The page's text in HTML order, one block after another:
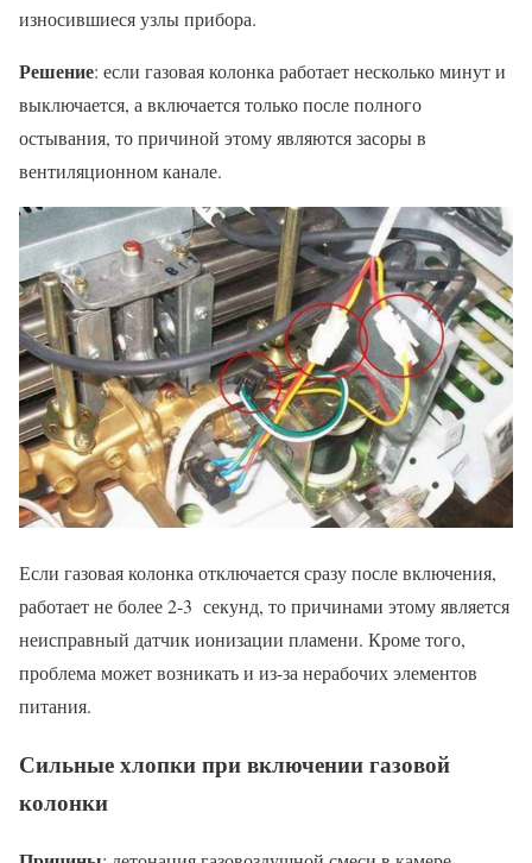
износившиеся узлы прибора.
Решение: если газовая колонка работает несколько минут и
выключается, а включается только после полного
остывания, то причиной этому являются засоры в
вентиляционном канале.
Если газовая колонка отключается сразу после включения,
работает не более 2-3 секунд, то причинами этому является
неисправный датчик ионизации пламени. Кроме того,
проблема может возникать и из-за нерабочих элементов
питания.
Сильные хлопки при включении газовой
колонки